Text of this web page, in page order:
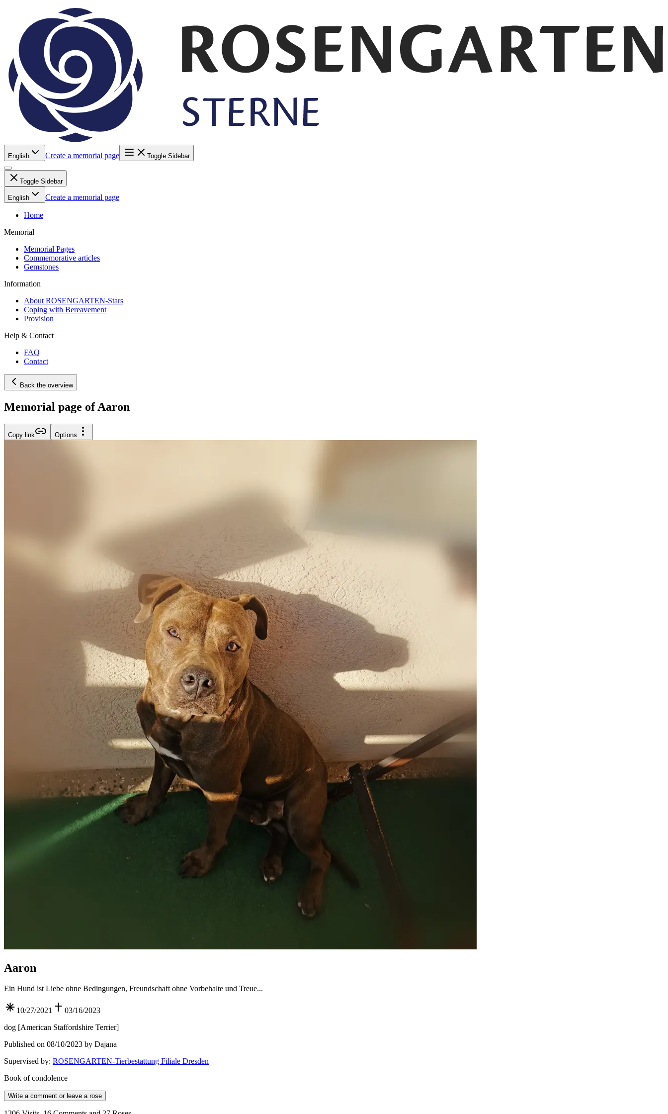
English Create a memorial page Toggle Sidebar
Toggle Sidebar
English Create a memorial page
Home
Memorial
Memorial Pages
Commemorative articles
Gemstones
Information
About ROSENGARTEN-Stars
Coping with Bereavement
Provision
Help & Contact
FAQ
Contact
Back the overview
Memorial page of Aaron
Copy link Options
Aaron
Ein Hund ist Liebe ohne Bedingungen, Freundschaft ohne Vorbehalte und Treue...
10/27/2021
03/16/2023
dog [American Staffordshire Terrier]
Published on 08/10/2023 by Dajana
Supervised by: ROSENGARTEN-Tierbestattung Filiale Dresden
Book of condolence
Write a comment or leave a rose